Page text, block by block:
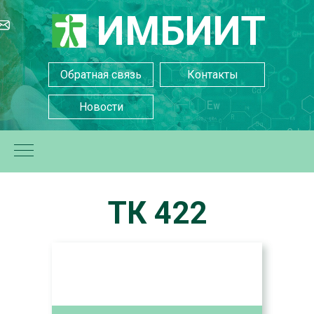
+7(499) 252-24-22
+7(499) 255-13-95
Обратная связь
ИМБИИТ
Контакты
Новости
ТК 422